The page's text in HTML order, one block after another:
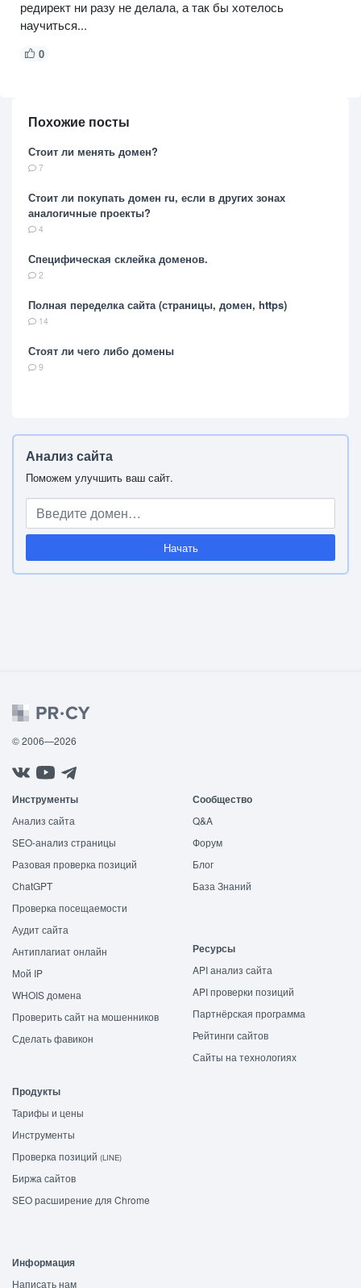
редирект ни разу не делала, а так бы хотелось
научиться...
0
Похожие посты
Стоит ли менять домен?
7
Стоит ли покупать домен ru, если в других зонах
аналогичные проекты?
4
Специфическая склейка доменов.
2
Полная переделка сайта (страницы, домен, https)
14
Стоят ли чего либо домены
9
Анализ сайта
Поможем улучшить ваш сайт.
Начать
© 2006—2026
Инструменты
Анализ сайта
SEO-анализ страницы
Разовая проверка позиций
ChatGPT
Проверка посещаемости
Аудит сайта
Антиплагиат онлайн
Мой IP
WHOIS домена
Проверить сайт на мошенников
Сделать фавикон
Сообщество
Q&A
Форум
Блог
База Знаний
Ресурсы
API анализ сайта
API проверки позиций
Партнёрская программа
Рейтинги сайтов
Сайты на технологиях
Продукты
Тарифы и цены
Инструменты
Проверка позиций (LINE)
Биржа сайтов
SEO расширение для Chrome
Информация
Написать нам